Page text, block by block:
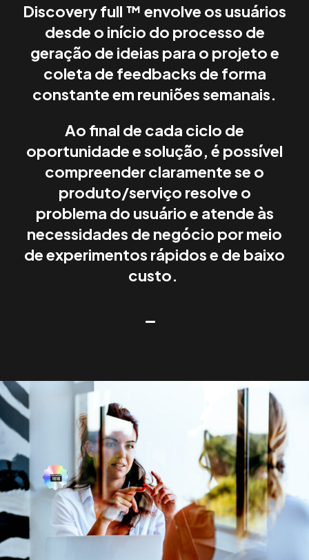
Discovery full ™ envolve os usuários
desde o início do processo de
geração de ideias para o projeto e
coleta de feedbacks de forma
constante em reuniões semanais.
Ao final de cada ciclo de
oportunidade e solução, é possível
compreender claramente se o
produto/serviço resolve o
problema do usuário e atende às
necessidades de negócio por meio
de experimentos rápidos e de baixo
custo.